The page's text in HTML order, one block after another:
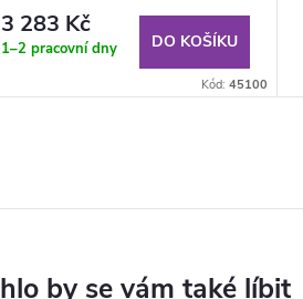
3 283 Kč
1–2 pracovní dny DO KOŠÍKU
Kód: 45100